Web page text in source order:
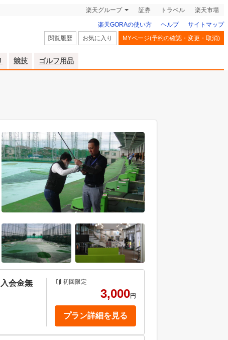
楽天グループ 証券 トラベル 楽天市場
楽天GORAの使い方 ヘルプ
サイトマップ
閲覧履歴
お気に入り MYページ(予約の確認・変更・取消)
競技 ゴルフ用品
会金無
初回限定
3,000円
プラン詳細を見る